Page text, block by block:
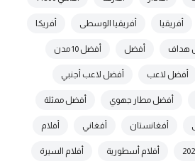
أفريقيا أفريقيا الوسطى أفريكا
هداف أفضل أفضل 10 مدن
أفضل لاعب أفضل لاعب أجنبي
أفضل مطار جهوي أفضل ممثلة
أفغانستان أفغاني أفلام
أفلام أسطورية أفلام السيرة